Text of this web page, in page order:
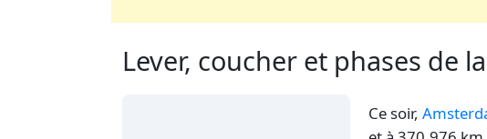
Lever, coucher et phases de
Ce soir,